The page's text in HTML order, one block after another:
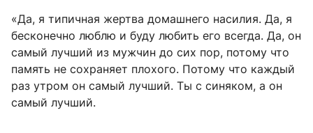
«Да, я типичная жертва домашнего насилия. Да, я
бесконечно люблю и буду любить его всегда. Да, он
самый лучший из мужчин до сих пор, потому что
память не сохраняет плохого. Потому что каждый
раз утром он самый лучший. Ты с синяком, а он
самый лучший.